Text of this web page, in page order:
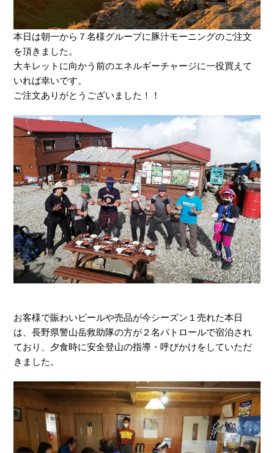
本日は朝一から７名様グループに豚汁モーニングのご注文
を頂きました。
大キレットに向かう前のエネルギーチャージに一役買えて
いれば幸いです。
ご注文ありがとうございました！！
お客様で賑わいビールや売品が今シーズン１売れた本日
は、長野県警山岳救助隊の方が２名パトロールで宿泊され
ており、夕食時に安全登山の指導・呼びかけをしていただ
きました。